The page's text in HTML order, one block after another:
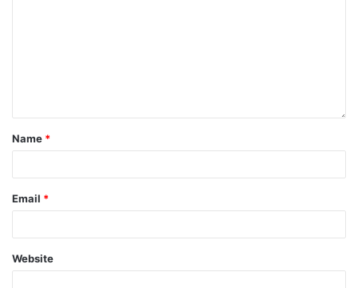
a
c
b
o
o
k
w
itt
m
ai
h
at
p
p
h
ar
Name *
Email *
Website